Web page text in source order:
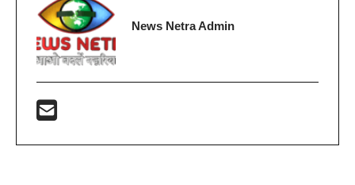
News Netra Admin